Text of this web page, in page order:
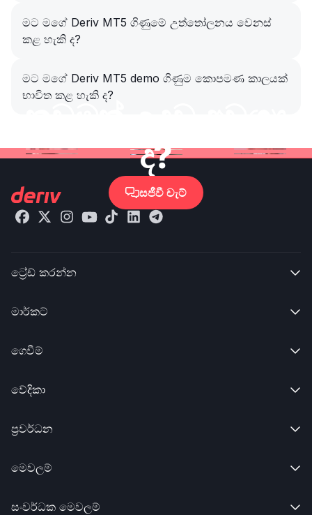
මට මගේ Deriv MT5 ගිණුමේ උත්තෝලනය වෙනස්
කළ හැකි ද?
මට මගේ Deriv MT5 demo ගිණුම කොපමණ කාලයක්
භාවිත කළ හැකි ද?
තවමත් උදවු අවශ්‍ය
ද?
සජීවී චැට්
ට්‍රේඩ් කරන්න​ 
මාර්කට් 
ගෙවීම් 
වේදිකා 
ප්‍රවර්ධන 
මෙවලම් 
සංවර්ධක මෙවලම් 